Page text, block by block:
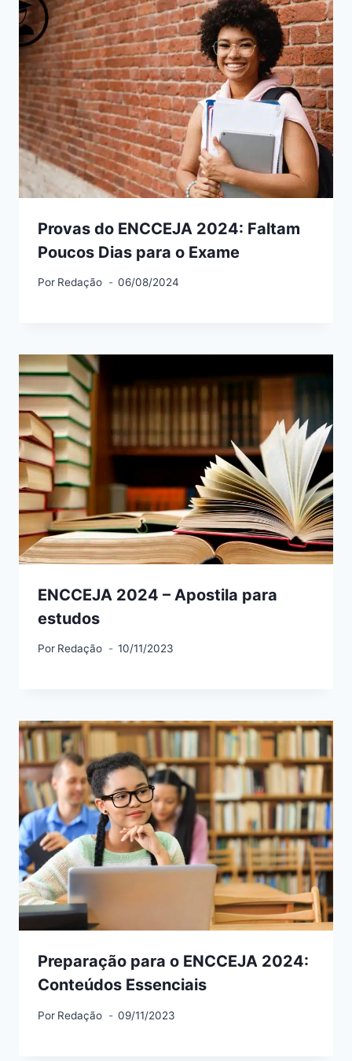
Provas do ENCCEJA 2024: Faltam
Poucos Dias para o Exame
Por Redação 06/08/2024
ENCCEJA 2024 – Apostila para
estudos
Por Redação 10/11/2023
Preparação para o ENCCEJA 2024:
Conteúdos Essenciais
Por Redação 09/11/2023